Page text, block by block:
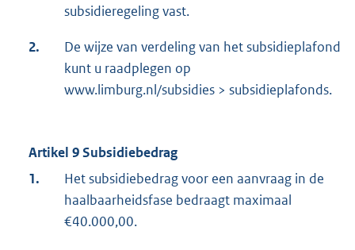
subsidieregeling vast.
2.
De wijze van verdeling van het subsidieplafond
kunt u raadplegen op
www.limburg.nl/subsidies > subsidieplafonds.
Artikel 9 Subsidiebedrag
1.
Het subsidiebedrag voor een aanvraag in de
haalbaarheidsfase bedraagt maximaal
€40.000,00.